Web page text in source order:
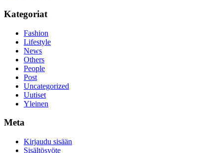
Kategoriat
Fashion
Lifestyle
News
Others
People
Post
Uncategorized
Uutiset
Yleinen
Meta
Kirjaudu sisään
Sisältösyöte